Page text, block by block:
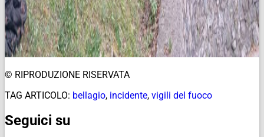
© RIPRODUZIONE RISERVATA
TAG ARTICOLO: bellagio, incidente, vigili del fuoco
Seguici su